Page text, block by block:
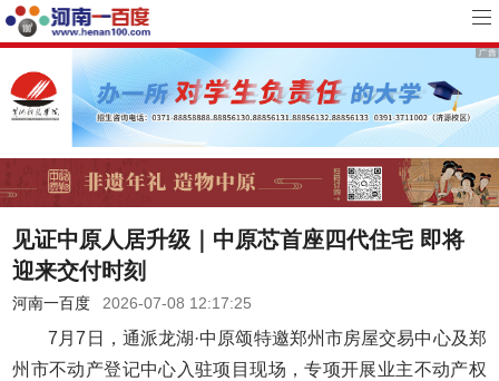
见证中原人居升级｜中原芯首座四代住宅 即将
迎来交付时刻
河南一百度 2026-07-08 12:17:25
7月7日，通派龙湖·中原颂特邀郑州市房屋交易中心及郑
州市不动产登记中心入驻项目现场，专项开展业主不动产权